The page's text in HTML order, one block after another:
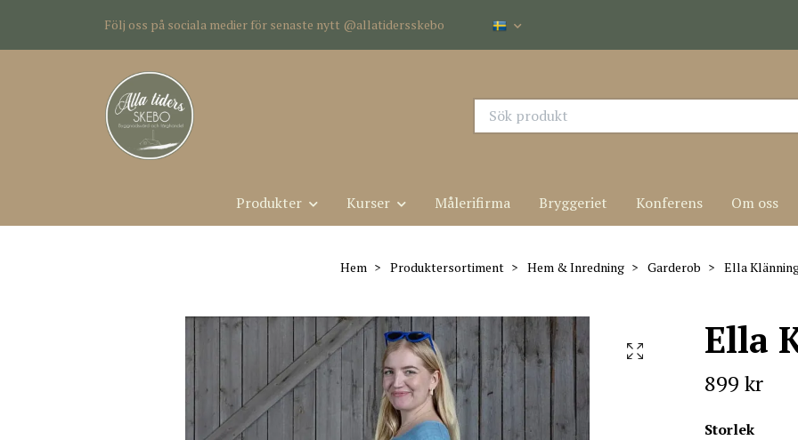
Följ oss på sociala medier för senaste nytt @allatidersskebo
Produkter Kurser Målerifirma Bryggeriet Konferens Om oss
Hem Produktersortiment Hem & Inredning Garderob Ella
Ella
899 kr
Storlek